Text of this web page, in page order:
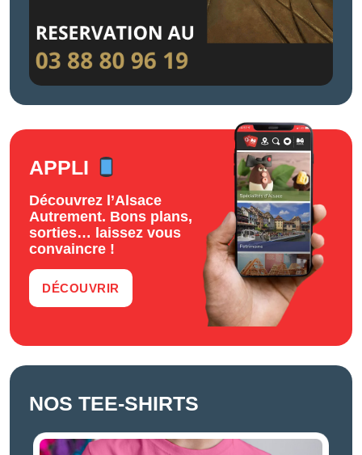
APPLI
Découvrez l’Alsace
Autrement. Bons plans,
sorties… laissez vous
convaincre !
DÉCOUVRIR
NOS TEE-SHIRTS